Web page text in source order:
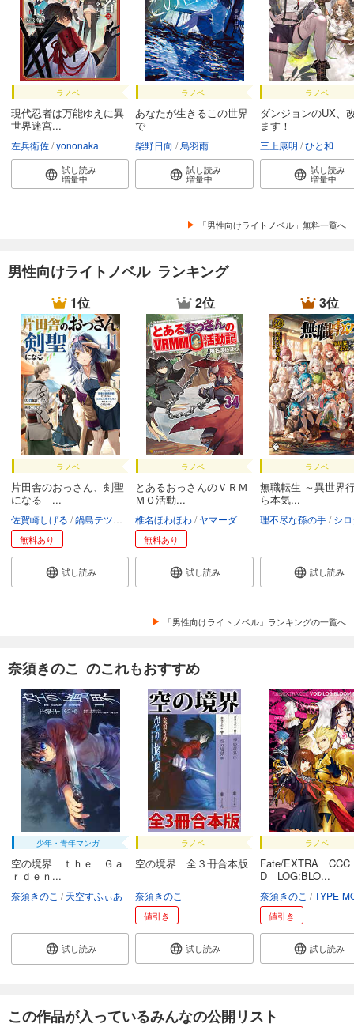
ラノベ
現代忍者は万能ゆえに異
世界迷宮...
左兵衛佐 yononaka
試し読み
増量中
ラノベ
あなたが生きるこの世界
で
柴野日向 烏羽雨
試し読み
増量中
ラノベ
ダンジョンのUX、
ます！
三上康明 ひと和
試し読み
増量中
「男性向けライトノベル」無料一覧へ
男性向けライトノベル ランキング
1位
ラノベ
片田舎のおっさん、剣聖
になる ...
佐賀崎しげる 鍋島テツヒロ
無料あり
試し読み
2位
ラノベ
とあるおっさんのＶＲＭ
ＭＯ活動...
椎名ほわほわ ヤマーダ
無料あり
試し読み
3位
ラノベ
無職転生 ～異世界
ら本気...
理不尽な孫の手 シ
試し読み
「男性向けライトノベル」ランキングの一覧へ
奈須きのこ のこれもおすすめ
少年・青年マンガ
空の境界 ｔｈｅ Ｇａ
ｒｄｅｎ...
奈須きのこ 天空すふぃあ
試し読み
ラノベ
空の境界 全３冊合本版
奈須きのこ
値引き
試し読み
ラノベ
Fate/EXTRA
D LOG:BLO...
奈須きのこ TYPE-
値引き
試し読み
この作品が入っているみんなの公開リスト